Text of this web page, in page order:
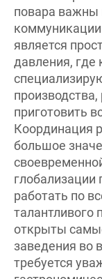
является
давления, где
приготовить
Координация
большое
глобализации
работать по
талантливого
открыты
заведения во
требуется